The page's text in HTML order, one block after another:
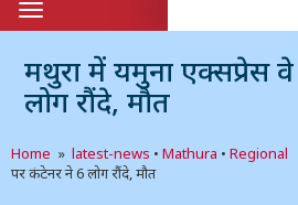
Toggle
navigation
मथुरा में यमुना एक्सप्रेस
लोग रौंदे, मौत
Home » latest-news • Mathura • Regional
पर कंटेनर ने 6 लोग रौंदे, मौत